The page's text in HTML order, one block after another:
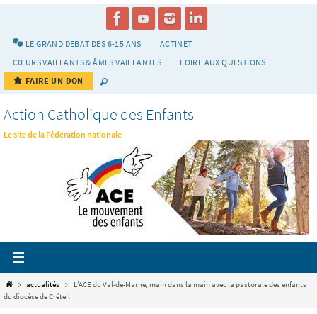
LE GRAND DÉBAT DES 6-15 ANS
ACTINET
CŒURS VAILLANTS & ÂMES VAILLANTES
FOIRE AUX QUESTIONS
FAIRE UN DON
Action Catholique des Enfants
Le site de la Fédération nationale
Homeactualités
L’ACE du Val-de-Marne, main dans la main avec la pastorale des enfants
du diocèse de Créteil